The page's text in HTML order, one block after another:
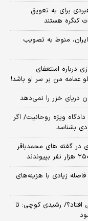
برای به تعویق
کنگره هستند
منوط به تصویب
درباره استعفای
عمامه من بر سر او باشد!
دریای خزر را نمی‌دهد
ویژه روحانیت/ اگر
بشناسد
و کیفری در گفته های محمدباقر
زیادی با هزینه‌های
رشیدی کوچی: تا